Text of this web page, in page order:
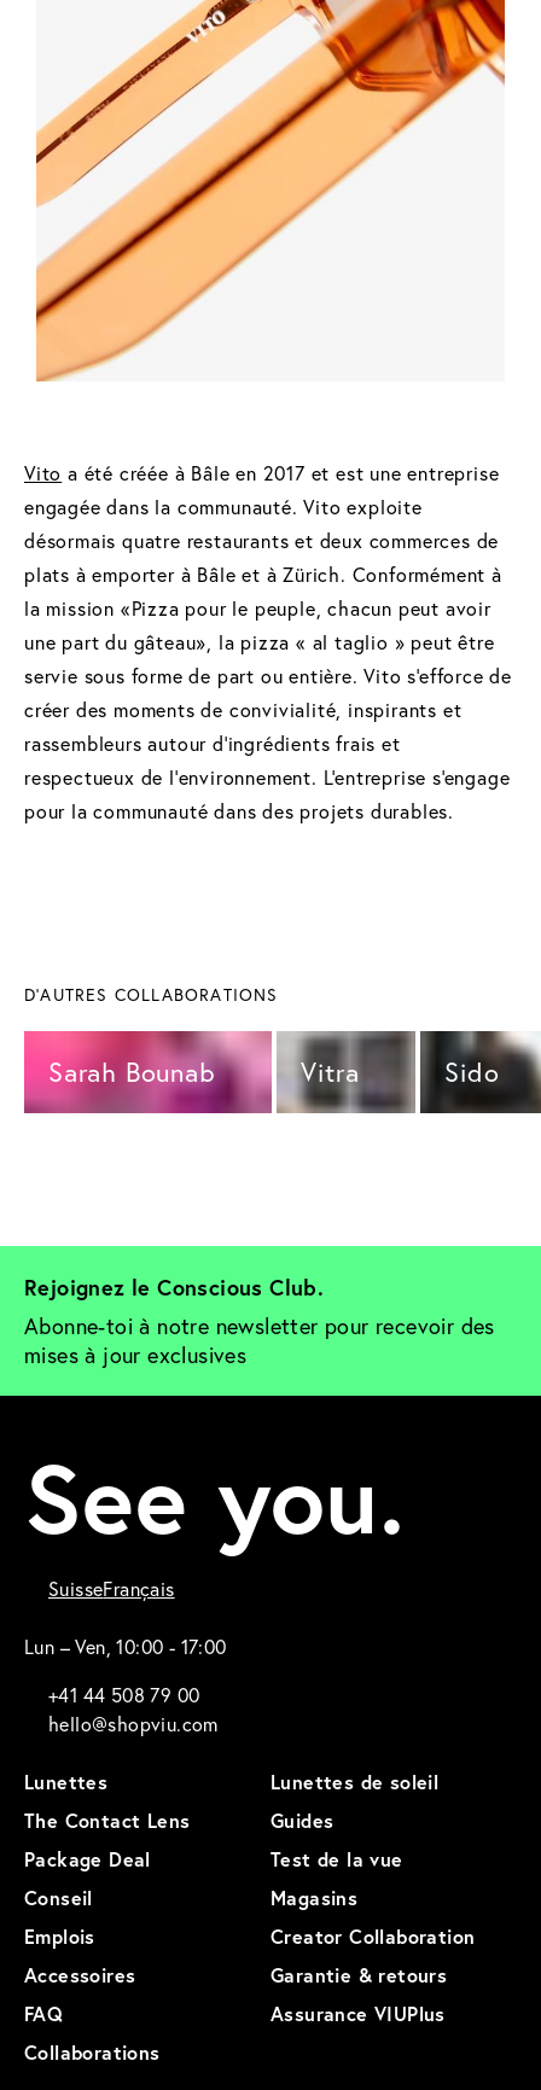
Vito a été créée à Bâle en 2017 et est une entreprise
engagée dans la communauté. Vito exploite
désormais quatre restaurants et deux commerces de
plats à emporter à Bâle et à Zürich. Conformément à
la mission «Pizza pour le peuple, chacun peut avoir
une part du gâteau», la pizza « al taglio » peut être
servie sous forme de part ou entière. Vito s'efforce de
créer des moments de convivialité, inspirants et
rassembleurs autour d’ingrédients frais et
respectueux de l’environnement. L'entreprise s'engage
pour la communauté dans des projets durables.
D'AUTRES COLLABORATIONS
Sarah Bounab Vitra Sido
Rejoignez le Conscious Club.
Abonne-toi à notre newsletter pour recevoir des
mises à jour exclusives
See you.
SuisseFrançais
Lun – Ven, 10:00 - 17:00
+41 44 508 79 00
hello@shopviu.com
Lunettes
Lunettes de soleil
The Contact Lens
Guides
Package Deal
Test de la vue
Conseil
Magasins
Emplois
Creator Collaboration
Accessoires
Garantie & retours
FAQ
Assurance VIUPlus
Collaborations